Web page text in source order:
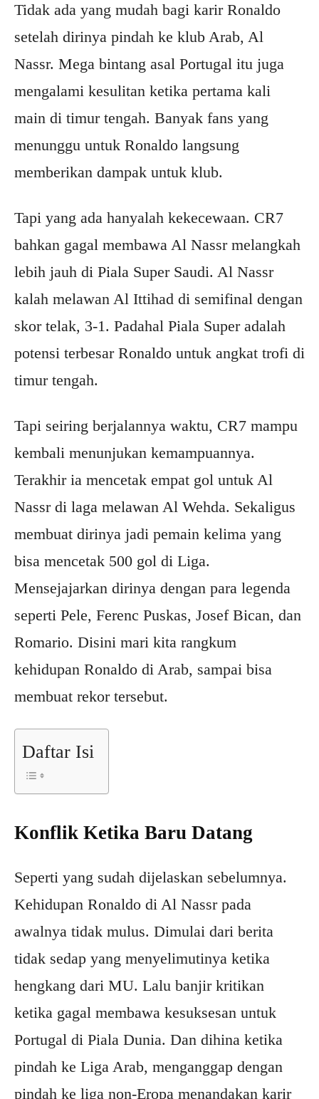
Tidak ada yang mudah bagi karir Ronaldo
setelah dirinya pindah ke klub Arab, Al
Nassr. Mega bintang asal Portugal itu juga
mengalami kesulitan ketika pertama kali
main di timur tengah. Banyak fans yang
menunggu untuk Ronaldo langsung
memberikan dampak untuk klub.
Tapi yang ada hanyalah kekecewaan. CR7
bahkan gagal membawa Al Nassr melangkah
lebih jauh di Piala Super Saudi. Al Nassr
kalah melawan Al Ittihad di semifinal dengan
skor telak, 3-1. Padahal Piala Super adalah
potensi terbesar Ronaldo untuk angkat trofi di
timur tengah.
Tapi seiring berjalannya waktu, CR7 mampu
kembali menunjukan kemampuannya.
Terakhir ia mencetak empat gol untuk Al
Nassr di laga melawan Al Wehda. Sekaligus
membuat dirinya jadi pemain kelima yang
bisa mencetak 500 gol di Liga.
Mensejajarkan dirinya dengan para legenda
seperti Pele, Ferenc Puskas, Josef Bican, dan
Romario. Disini mari kita rangkum
kehidupan Ronaldo di Arab, sampai bisa
membuat rekor tersebut.
Daftar Isi
Konflik Ketika Baru Datang
Seperti yang sudah dijelaskan sebelumnya.
Kehidupan Ronaldo di Al Nassr pada
awalnya tidak mulus. Dimulai dari berita
tidak sedap yang menyelimutinya ketika
hengkang dari MU. Lalu banjir kritikan
ketika gagal membawa kesuksesan untuk
Portugal di Piala Dunia. Dan dihina ketika
pindah ke Liga Arab, menganggap dengan
pindah ke liga non-Eropa menandakan karir